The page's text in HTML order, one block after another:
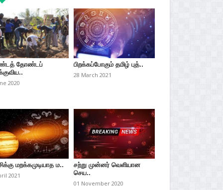
தோண்டப்
2020
பிறக்கப்போகும் தமிழ் புத்..
28 March 2021
மறக்கமுடியாத ம..
2021
சற்று முன்னர் வெளியான
செய..
01 November 2020